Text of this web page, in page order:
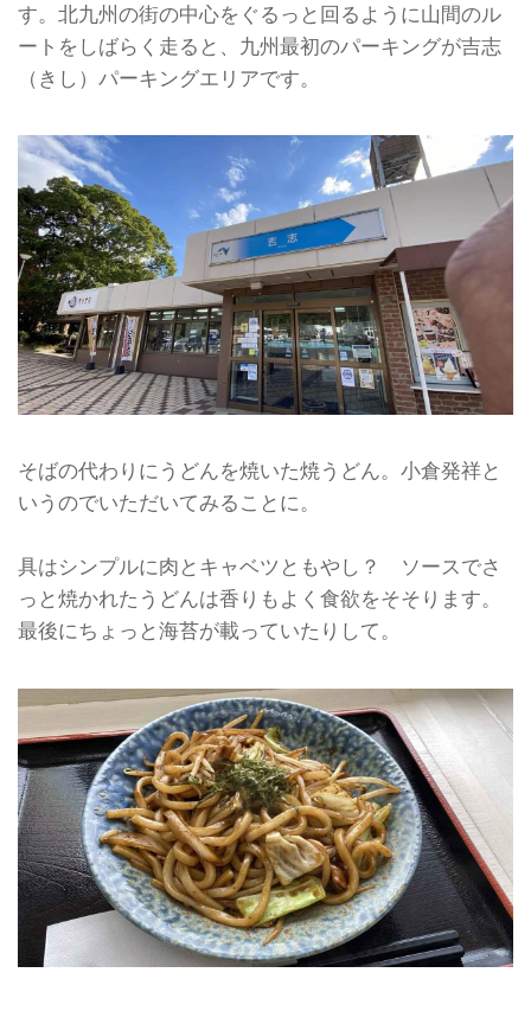
す。北九州の街の中心をぐるっと回るように山間のル
ートをしばらく走ると、九州最初のパーキングが吉志
（きし）パーキングエリアです。
そばの代わりにうどんを焼いた焼うどん。小倉発祥と
いうのでいただいてみることに。
具はシンプルに肉とキャベツともやし？ ソースでさ
っと焼かれたうどんは香りもよく食欲をそそります。
最後にちょっと海苔が載っていたりして。